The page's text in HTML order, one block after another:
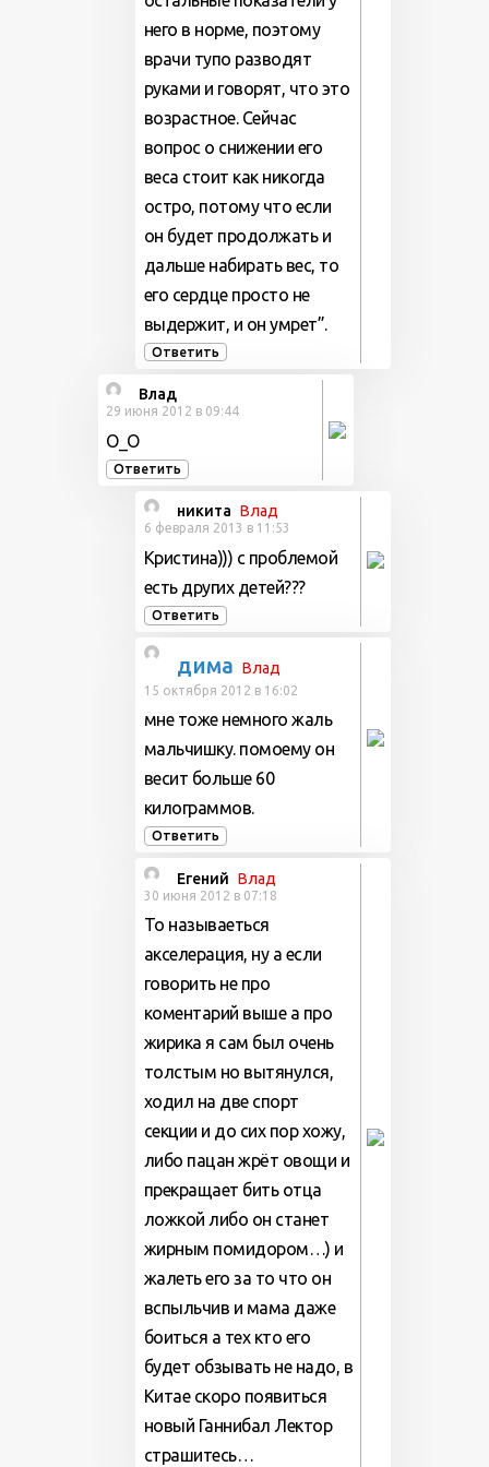
него в норме, поэтому
врачи тупо разводят
руками и говорят, что это
возрастное. Сейчас
вопрос о снижении его
веса стоит как никогда
остро, потому что если
он будет продолжать и
дальше набирать вес, то
его сердце просто не
выдержит, и он умрет”.
Ответить
Влад
29 июня 2012 в 09:44
О_О
Ответить
никита Влад
6 февраля 2013 в 11:53
Кристина))) с проблемой
есть других детей???
Ответить
дима Влад
15 октября 2012 в 16:02
мне тоже немного жаль
мальчишку. помоему он
весит больше 60
килограммов.
Ответить
Егений Влад
30 июня 2012 в 07:18
То называеться
акселерация, ну а если
говорить не про
коментарий выше а про
жирика я сам был очень
толстым но вытянулся,
ходил на две спорт
секции и до сих пор хожу,
либо пацан жрёт овощи и
прекращает бить отца
ложкой либо он станет
жирным помидором…) и
жалеть его за то что он
вспыльчив и мама даже
боиться а тех кто его
будет обзывать не надо, в
Китае скоро появиться
новый Ганнибал Лектор
страшитесь…